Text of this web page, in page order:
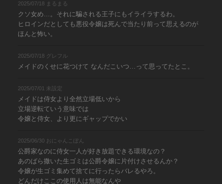
2025/07/18 まるまる
クソ女め…。それに騙される王子にもイライラするわ。
ヒロインだとしても悪役令嬢は死んで当たり前って思えるのが
ほんと怖い。
2025/07/18 グレフル
メイドのくせに花つけて なんだこいつ…って思ってたとこ。
2025/07/01 未設定
メイドは侍女より全然立場低いから
立場逆転ていう意味では
令嬢と侍女、より更にギャップでかい
2025/06/30 おにゃんこぽん
公爵家なのに侍女一人が好き放題できる環境なの？
あのばら撒いた生ゴミは公爵令嬢に片付けさせるんか？
令嬢が生ゴミ集めて捨てに行ったらバレるやろ。
どんだけここの使用人は無能なんや